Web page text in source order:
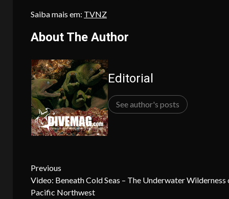
Saiba mais em: TVNZ
About The Author
Editorial
See author's posts
Continue
Reading
Previous
Video: Beneath Cold Seas – The Underwater Wilderness
Pacific Northwest